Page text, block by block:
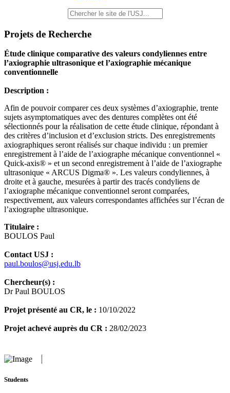
Projets de Recherche
Étude clinique comparative des valeurs condyliennes entre
l’axiographie ultrasonique et l’axiographie mécanique
conventionnelle
Description :
Afin de pouvoir comparer ces deux systèmes d’axiographie, trente
sujets asymptomatiques avec des dentures complètes ont été
sélectionnés pour la réalisation de cette étude clinique, répondant à
des critères d’inclusion et d’exclusion stricts. Des enregistrements
axiographiques seront réalisés sur chaque individu : un premier
enregistrement à l’aide de l’axiographe mécanique conventionnel «
Quick-axis® » et un second enregistrement à l’aide de l’axiographe
ultrasonique « ARCUS Digma® ». Les valeurs condyliennes, à
droite et à gauche, mesurées à partir des tracés condyliens de
l’axiographe mécanique conventionnel seront comparées,
respectivement, aux valeurs correspondantes affichées sur l’écran de
l’axiographe ultrasonique.
Titulaire :
BOULOS Paul
Contact USJ :
paul.boulos@usj.edu.lb
Chercheur(s) :
Dr Paul BOULOS
Projet présenté au CR, le : 10/10/2022
Projet achevé auprès du CR : 28/02/2023
Students